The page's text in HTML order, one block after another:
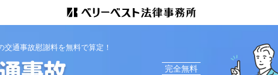
交通事故慰謝料を無料で算定！
完全無料